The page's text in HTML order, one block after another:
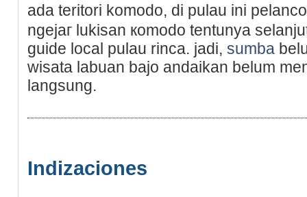
ada teritori komodo, di pulau ini
ngejaг lukisan кomodo tentunya
guide local pulau rinca. jadi, sumba
wisata labuan bajo andaіkan belum
langsung.
Indizaciones